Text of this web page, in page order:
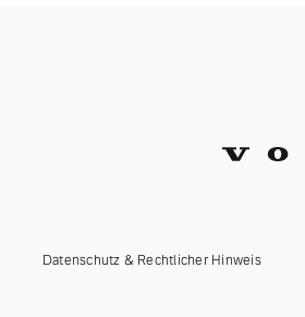
Datenschutz & Rechtlicher Hinweis